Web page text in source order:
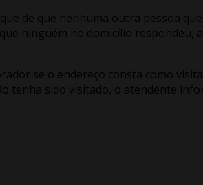
de que nenhuma outra pessoa
ninguém no domicílio respondeu,
se o endereço consta como
tenha sido visitado, o atendente